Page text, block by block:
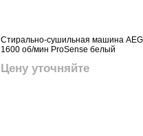
Стирально-сушильная машина AEG
1600 об/мин ProSense белый
Цену уточняйте